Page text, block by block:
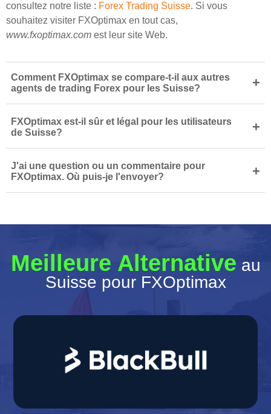
consultez notre liste : Forex Trading Suisse. Si vous
souhaitez visiter FXOptimax en tout cas,
www.fxoptimax.com est leur site Web.
Comment FXOptimax se compare-t-il aux autres
agents de trading Forex pour les Suisse?
+
FXOptimax est-il sûr et légal pour les utilisateurs
de Suisse?
+
J'ai une question ou un commentaire pour
FXOptimax. Où puis-je l'envoyer?
+
Meilleure Alternative au
Suisse pour FXOptimax